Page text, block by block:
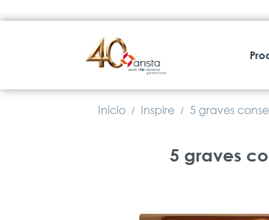
Inicio / Inspire / 5 graves
5 graves